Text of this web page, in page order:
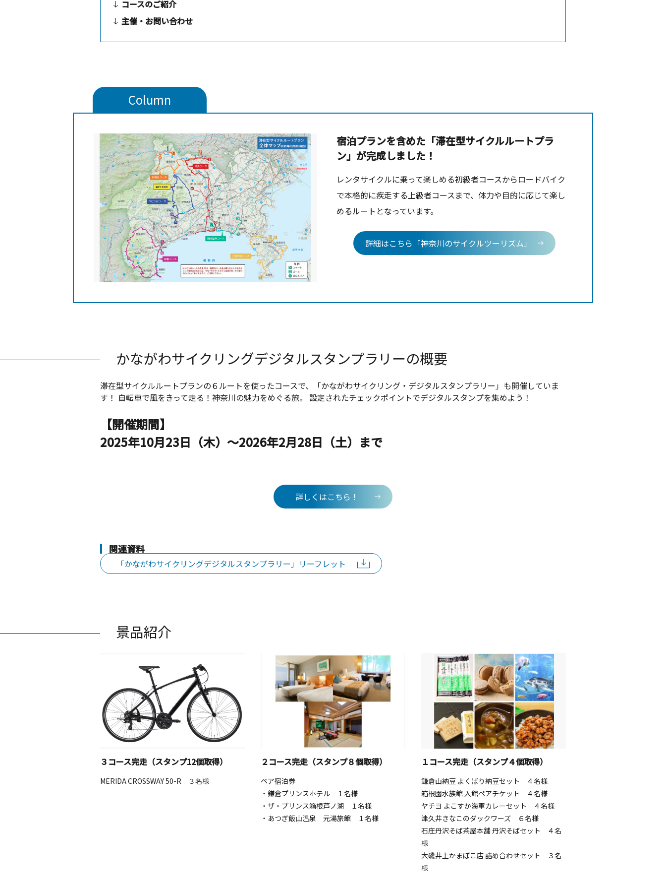
コースのご紹介
主催・お問い合わせ
Column
宿泊プランを含めた「滞在型サイクルルートプラ
ン」が完成しました！
レンタサイクルに乗って楽しめる初級者コースからロードバイク
で本格的に疾走する上級者コースまで、体力や目的に応じて楽し
めるルートとなっています。
詳細はこちら「神奈川のサイクルツーリズム」
かながわサイクリングデジタルスタンプラリーの概要
滞在型サイクルルートプランの６ルートを使ったコースで、「かながわサイクリング・デジタルスタンプラリー」も開催していま
す！ 自転車で風をきって走る！神奈川の魅力をめぐる旅。 設定されたチェックポイントでデジタルスタンプを集めよう！
【開催期間】
2025年10月23日（木）〜2026年2月28日（土）まで
詳しくはこちら！
関連資料
「かながわサイクリングデジタルスタンプラリー」リーフレット
景品紹介
３コース完走（スタンプ12個取得）
MERIDA CROSSWAY 50-R ３名様
２コース完走（スタンプ８個取得）
ペア宿泊券
・鎌倉プリンスホテル １名様
・ザ・プリンス箱根芦ノ湖 １名様
・あつぎ飯山温泉 元湯旅館 １名様
１コース完走（スタンプ４個取得）
鎌倉山納豆 よくばり納豆セット ４名様
箱根園水族館 入館ペアチケット ４名様
ヤチヨ よこすか海軍カレーセット ４名様
津久井きなこのダックワーズ ６名様
石庄丹沢そば茶屋本舗 丹沢そばセット ４名
様
大磯井上かまぼこ店 詰め合わせセット ３名
様